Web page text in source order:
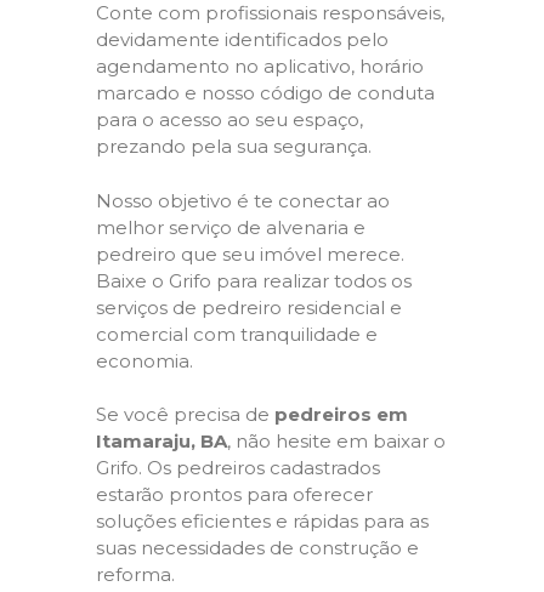
Conte com profissionais responsáveis,
devidamente identificados pelo
agendamento no aplicativo, horário
marcado e nosso código de conduta
para o acesso ao seu espaço,
prezando pela sua segurança.
Nosso objetivo é te conectar ao
melhor serviço de alvenaria e
pedreiro que seu imóvel merece.
Baixe o Grifo para realizar todos os
serviços de pedreiro residencial e
comercial com tranquilidade e
economia.
Se você precisa de pedreiros em
Itamaraju, BA, não hesite em baixar o
Grifo. Os pedreiros cadastrados
estarão prontos para oferecer
soluções eficientes e rápidas para as
suas necessidades de construção e
reforma.